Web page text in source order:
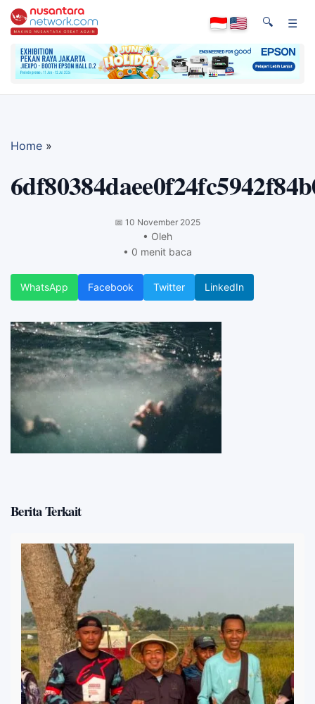
🔍 ☰
Home »
📅 10 November 2025
• Oleh
• 0 menit baca
WhatsApp Facebook Twitter LinkedIn
Berita Terkait